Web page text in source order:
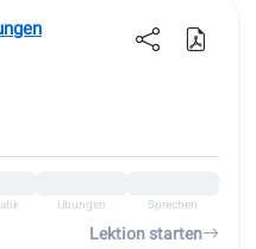
Übungen Sprechen
Lektion starten